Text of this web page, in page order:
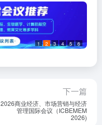
1 2 3 4 5 6
下一篇
2026商业经济、市场营销与经济
管理国际会议（ICBEMEM
2026)